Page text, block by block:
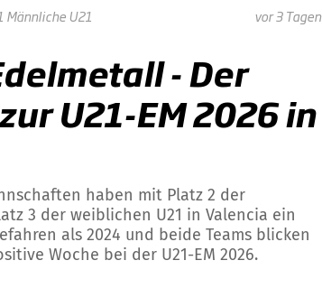
Männliche U21
vor 3 Tagen
- Der
U21-EM 2026 in
haben mit Platz 2 der
3 der weiblichen U21 in Valencia ein
als 2024 und beide Teams blicken
Woche bei der U21-EM 2026.